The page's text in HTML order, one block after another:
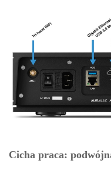
Cicha praca: